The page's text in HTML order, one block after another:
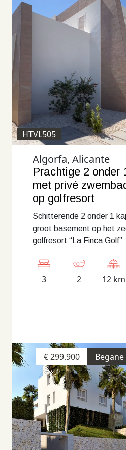
HTVL505
Algorfa, Alicante
Prachtige 2 onder
met privé
op golfresort
Schitterende 2 onder 1
groot basement op het
golfresort “La Finca Golf”
3 2 12 km
€ 299.900